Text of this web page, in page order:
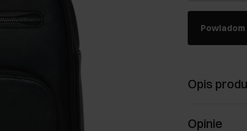
Opis
Opinie